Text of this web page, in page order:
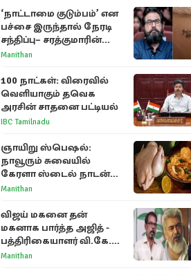
‘நாட்டாமை குடும்பம்’ என
பச்சை இருந்தால் நேரடி
சந்திப்பு– சரத்குமாரின்
புதிய யோசனை
Manithan
100 நாட்கள்: விரைவில்
வெளியாகும் தவெக
அரசின் சாதனை பட்டியல்
IBC Tamilnadu
ஞாயிறு ஸ்பெஷல்:
நாவூரும் சுவையில்
கேரளா ஸ்டைல் நாடன்
சிக்கன் குழம்பு ரெசிபி!
Manithan
விஜய் மகனை தன்
மகனாக பார்த்த அஜித் -
பத்திரிகையாளர் வி.கே.
சுந்தர் ஓபன் டாக்!
Manithan